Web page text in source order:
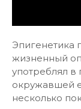
Эпигенетика
жизненный
употреблял
окружавшей
несколько